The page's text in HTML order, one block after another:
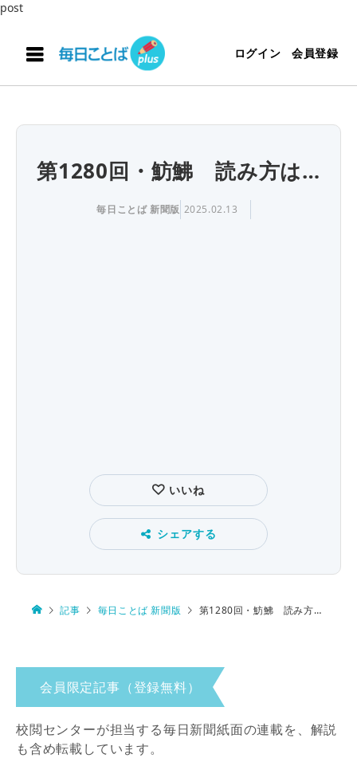
post
ログイン 会員登録
第1280回・魴鮄 読み方は…
毎日ことば 新聞版 2025.02.13
いいね
シェアする
記事 毎日ことば 新聞版 第1280回・魴鮄 読み方は…
会員限定記事（登録無料）
校閲センターが担当する毎日新聞紙面の連載を、解説
も含め転載しています。